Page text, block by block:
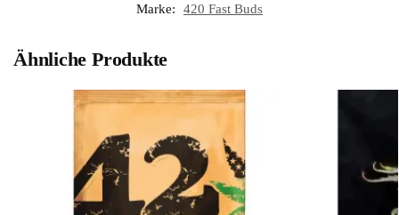
Marke:
420 Fast Buds
Ähnliche Produkte